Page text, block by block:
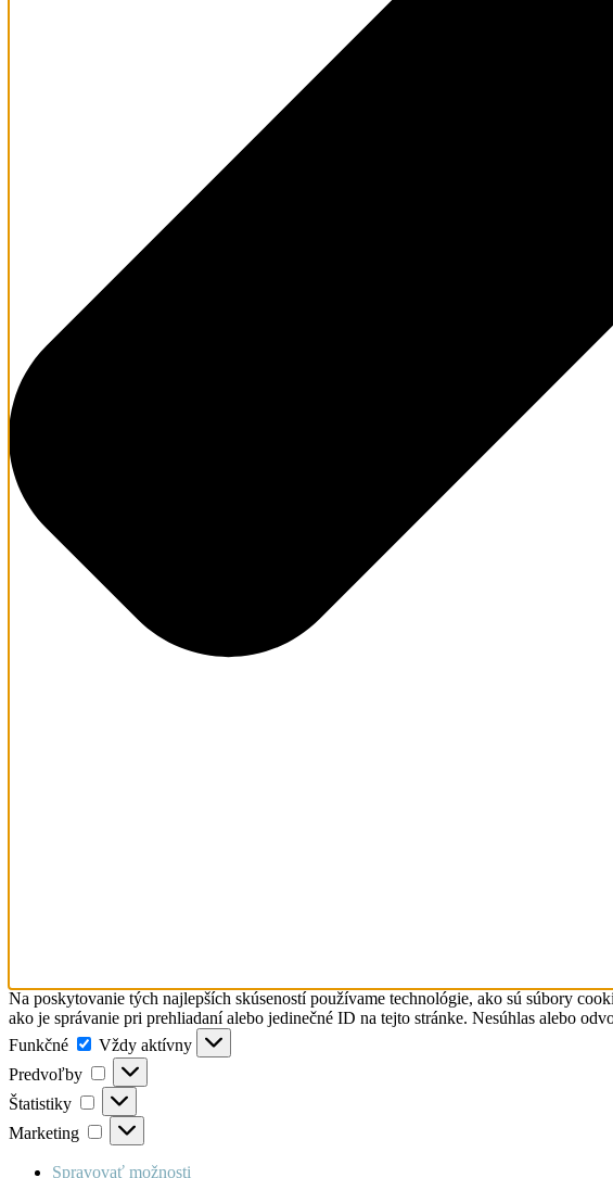
Na poskytovanie tých najlepších skúseností používame technológie, ako sú súbory
ako je správanie pri prehliadaní alebo jedinečné ID na tejto stránke. Nesúhlas alebo
Funkčné
Funkčné
Vždy aktívny
Predvoľby
Predvoľby
Štatistiky Štatistiky
Marketing Marketing
Spravovať možnosti